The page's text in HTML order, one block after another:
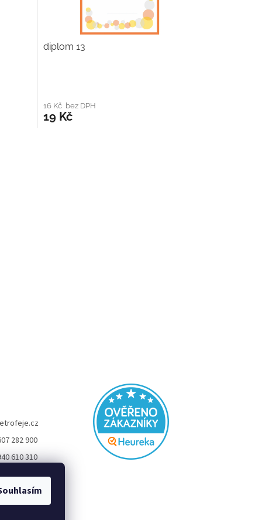
diplom 13
16 Kč bez DPH
19 Kč
282 900
610 310